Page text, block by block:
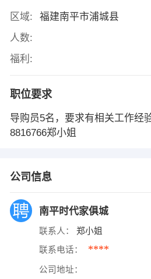
区域:
福建南平市浦城县
人数:
福利:
职位要求
导购员5名，要求有相关工作经
8816766郑小姐
公司信息
南平时代家俱城
联系人： 郑小姐
联系电话： ****
公司地址：